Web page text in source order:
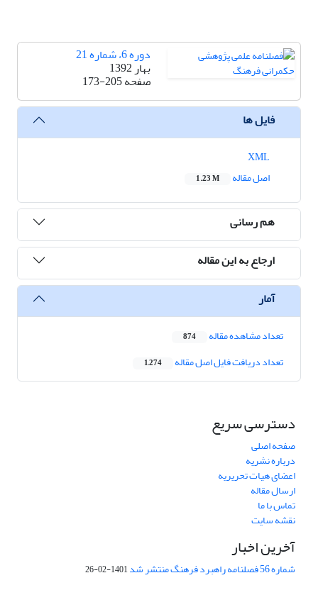
دوره 6، شماره 21
بهار 1392
صفحه173-205
فایل ها
اصل مقاله
1.23 M
هم رسانی
ارجاع به این مقاله
آمار
تعداد مشاهده مقاله 874
تعداد دریافت فایل اصل مقاله 1,274
دسترسی سریع
صفحه اصلی
درباره نشریه
اعضای هیات تحریریه
ارسال مقاله
تماس با ما
نقشه سایت
آخرین اخبار
شماره 56 فصلنامه راهبرد فرهنگ منتشر شد 1401-02-26